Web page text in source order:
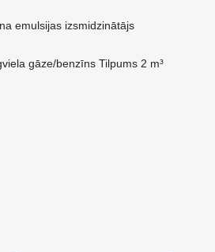
emulsijas izsmidzinātājs
gāze/benzīns Tilpums 2 m³